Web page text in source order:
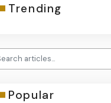
Trending
Popular